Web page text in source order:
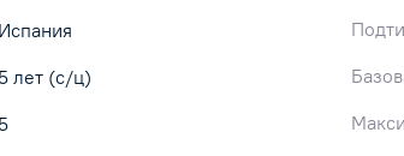
Испания
5 лет (с/ц)
5